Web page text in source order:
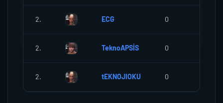
2. ECG 0
2. TeknoAPSİS 0
2. tEKNOJIOKU 0